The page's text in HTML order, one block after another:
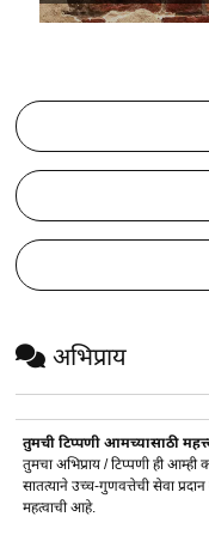
अभिप्राय
तुमची टिप्पणी आमच्यासाठी
तुमचा अभिप्राय / टिप्पणी ही
सातत्याने उच्च-गुणवत्तेची सेवा
महत्वाची आहे.